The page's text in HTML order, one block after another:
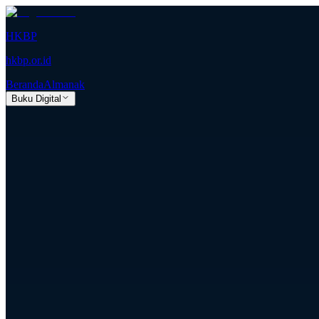
HKBP
hkbp.or.id
BerandaAlmanak
Buku Digital